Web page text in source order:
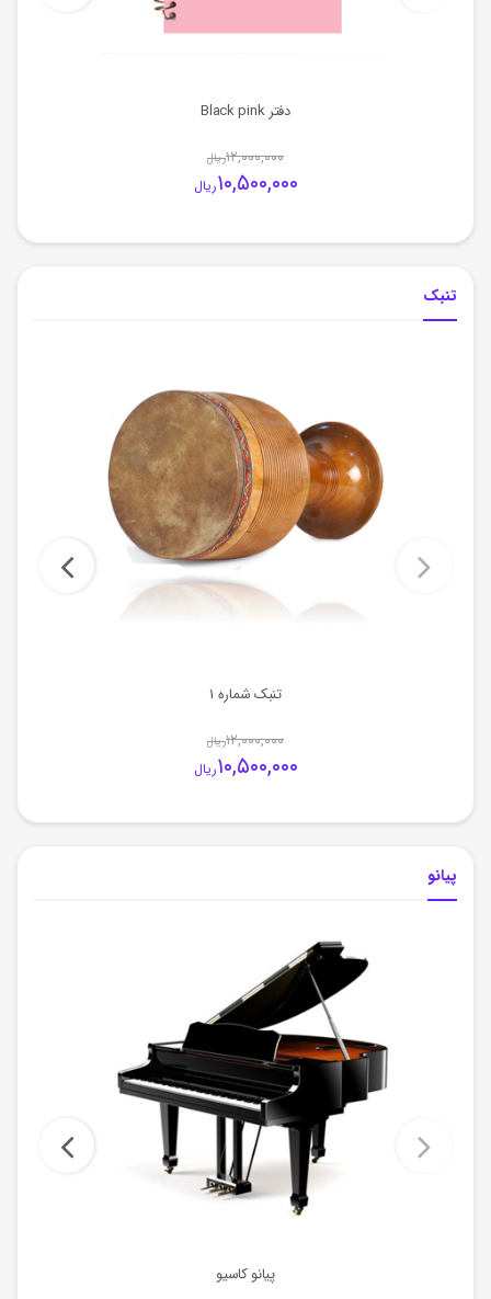
دفتر Black pink
۱۲,۰۰۰,۰۰۰ریال
۱۰,۵۰۰,۰۰۰ریال
تنبک
تنبک شماره 1
۱۲,۰۰۰,۰۰۰ریال
۱۰,۵۰۰,۰۰۰ریال
پیانو
پیانو کاسیو